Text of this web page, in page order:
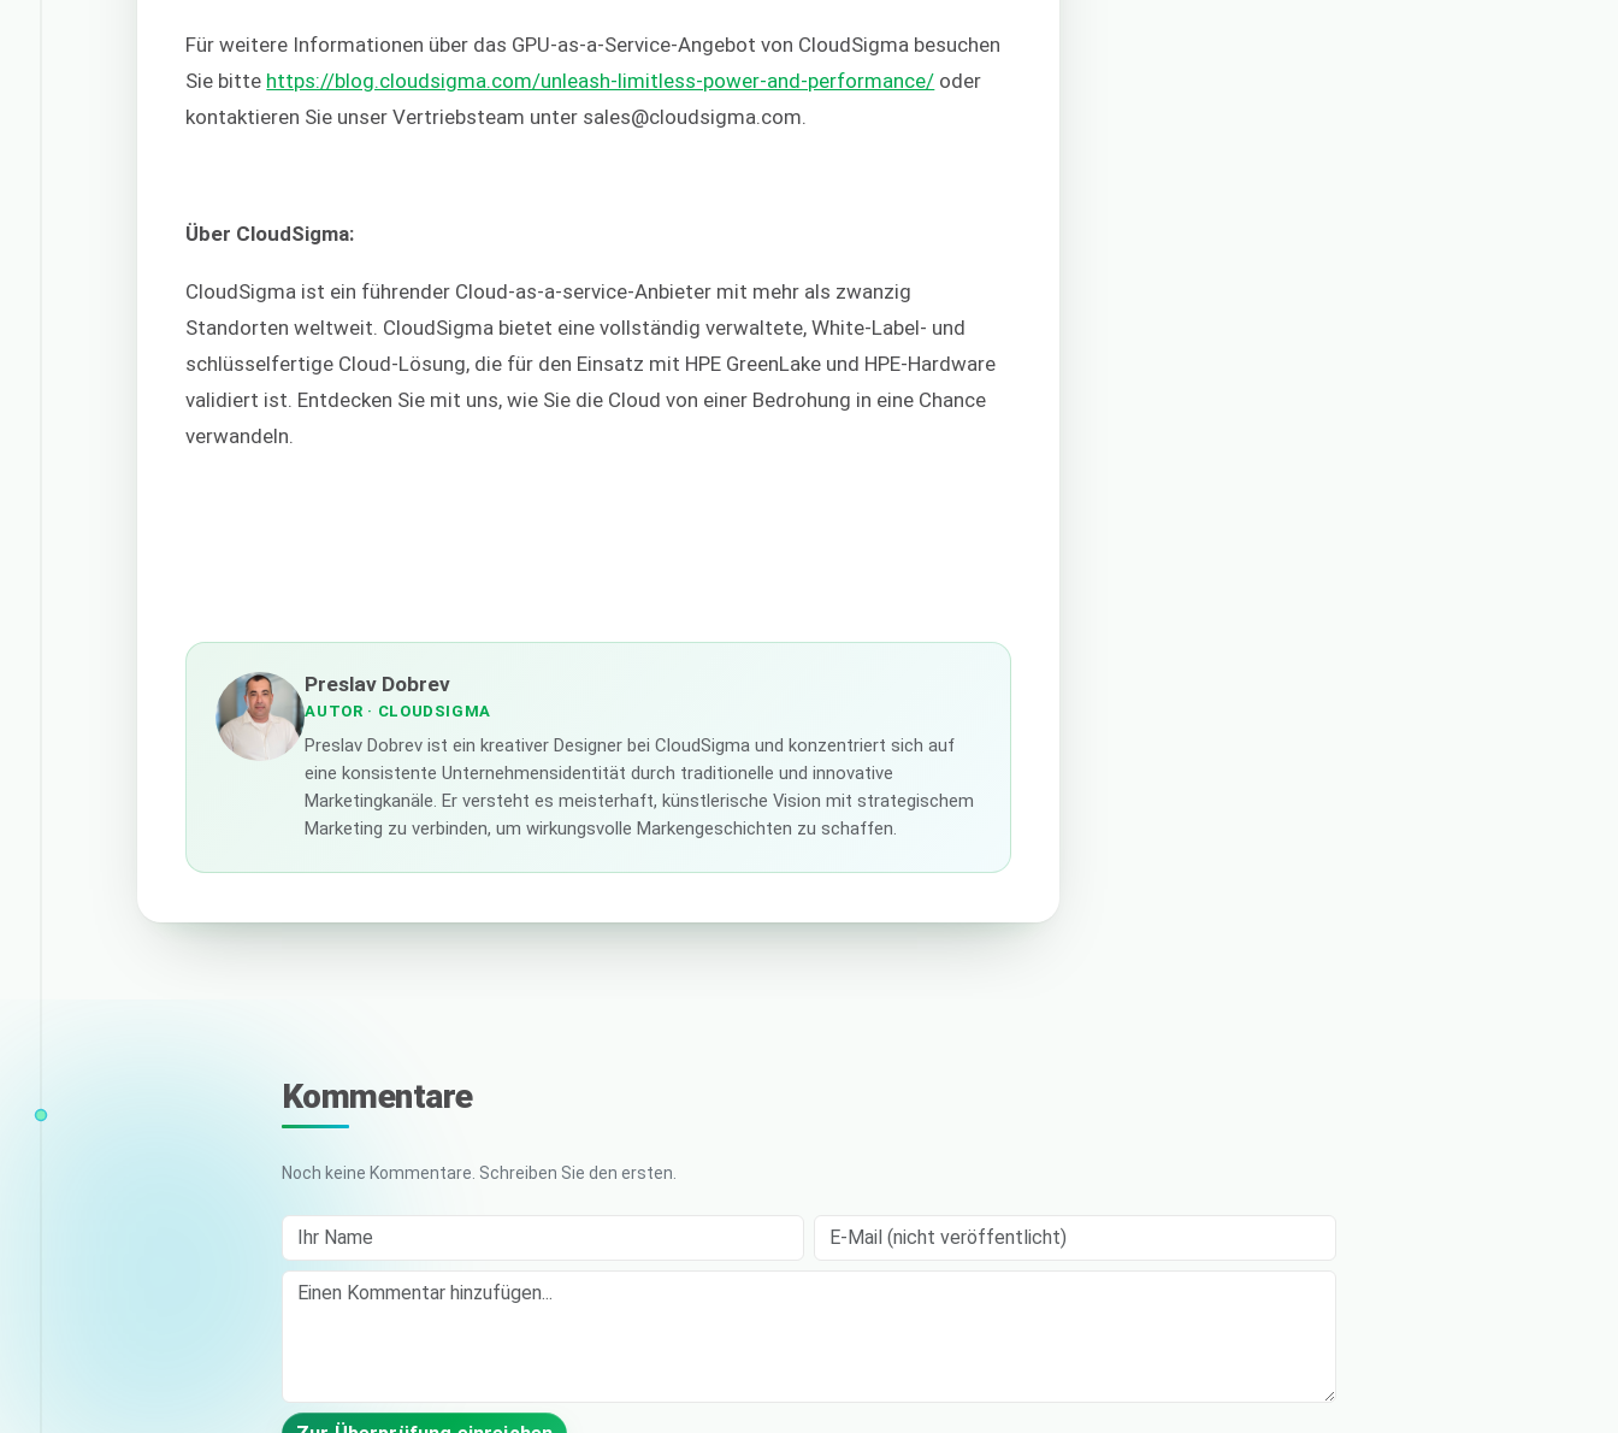
Für weitere Informationen über das GPU-as-a-Service-Angebot von CloudSigma besuchen
Sie bitte https://blog.cloudsigma.com/unleash-limitless-power-and-performance/ oder
kontaktieren Sie unser Vertriebsteam unter sales@cloudsigma.com.
Über CloudSigma:
CloudSigma ist ein führender Cloud-as-a-service-Anbieter mit mehr als zwanzig
Standorten weltweit. CloudSigma bietet eine vollständig verwaltete, White-Label- und
schlüsselfertige Cloud-Lösung, die für den Einsatz mit HPE GreenLake und HPE-Hardware
validiert ist. Entdecken Sie mit uns, wie Sie die Cloud von einer Bedrohung in eine Chance
verwandeln.
Preslav Dobrev
AUTOR · CLOUDSIGMA
Preslav Dobrev ist ein kreativer Designer bei CloudSigma und konzentriert sich auf
eine konsistente Unternehmensidentität durch traditionelle und innovative
Marketingkanäle. Er versteht es meisterhaft, künstlerische Vision mit strategischem
Marketing zu verbinden, um wirkungsvolle Markengeschichten zu schaffen.
Kommentare
Noch keine Kommentare. Schreiben Sie den ersten.
Ihr Name E-Mail (nicht veröffentlicht)
Comment